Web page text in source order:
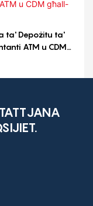
ta' Depożitu ta'
ATM u CDM